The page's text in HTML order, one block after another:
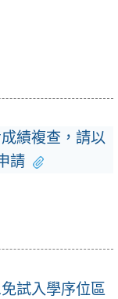
成績複查，請以
請
免試入學序位區